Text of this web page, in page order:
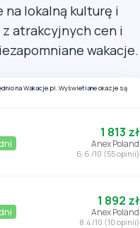
na lokalną kulturę i
z atrakcyjnych cen i
wakacje.
na Wakacje.pl. Wyświetlane okazje są
1 813 zł
Anex Poland
6.6 /10 (55 opinii)
1 892 zł
Anex Poland
8.4 /10 (10 opinii)